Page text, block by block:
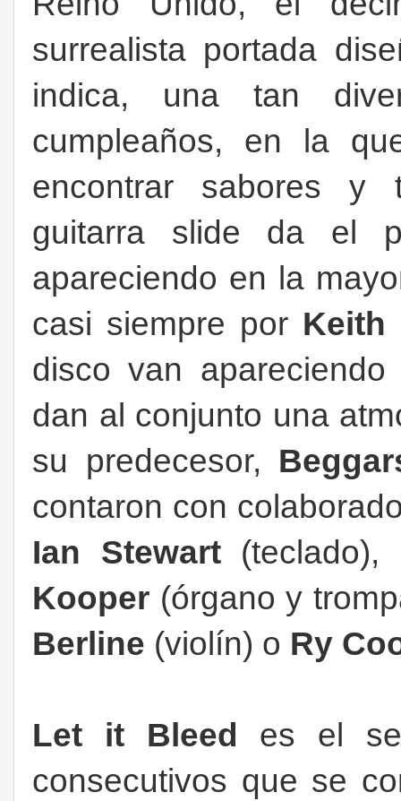
surrealista portada
indica, una tan
cumpleaños, en la
encontrar sabores y
guitarra slide da el
apareciendo en la
casi siempre por Keith
disco van
dan al conjunto una
su predecesor,
contaron con
Ian Stewart (teclado),
Kooper (órgano y
Berline (violín) o Ry
Let it Bleed es el
consecutivos que se